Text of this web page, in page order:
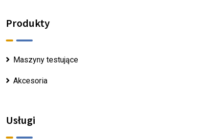
Produkty
Maszyny testujące
Akcesoria
Usługi